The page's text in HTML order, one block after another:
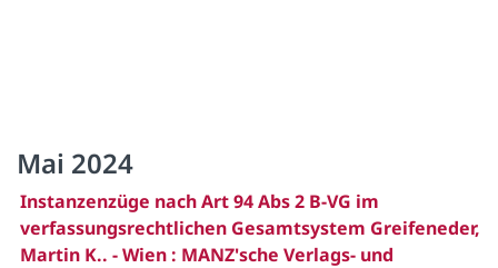
Mai 2024
Instanzenzüge nach Art 94 Abs 2 B-VG im
verfassungsrechtlichen Gesamtsystem Greifeneder,
Martin K.. - Wien : MANZ'sche Verlags- und